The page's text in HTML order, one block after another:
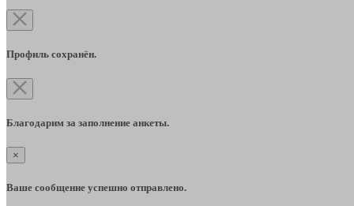
Профиль сохранён.
Благодарим за заполнение анкеты.
×
Ваше сообщение успешно отправлено.